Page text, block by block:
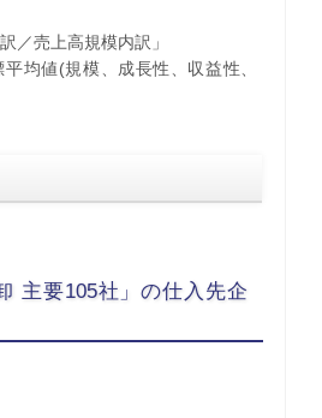
／売上高規模内訳」
平均値(規模、成長性、収益性、
主要105社」の仕入先企